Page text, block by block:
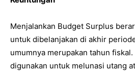
Menjalankan Budget Surplus
untuk dibelanjakan di akhir
umumnya merupakan tahun
digunakan untuk melunasi utang